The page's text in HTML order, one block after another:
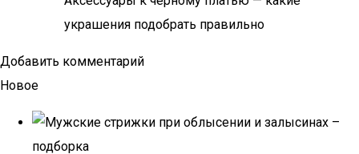
украшения подобрать правильно
Добавить комментарий
Новое